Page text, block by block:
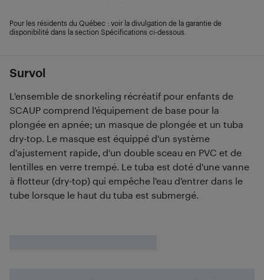
Survol
L'ensemble de snorkeling récréatif pour enfants de
SCAUP comprend l'équipement de base pour la
plongée en apnée; un masque de plongée et un tuba
dry-top. Le masque est équippé d'un système
d'ajustement rapide, d'un double sceau en PVC et de
lentilles en verre trempé. Le tuba est doté d'une vanne
à flotteur (dry-top) qui empêche l'eau d'entrer dans le
tube lorsque le haut du tuba est submergé.
Pour les résidents du Québec : voir la divulgation de la garantie de
disponibilité dans la section Spécifications ci-dessous.